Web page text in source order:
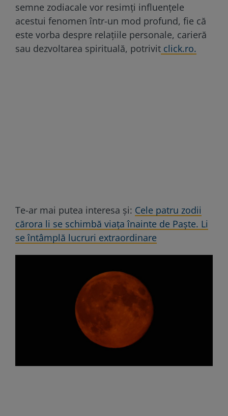
semne zodiacale vor resimți influențele
acestui fenomen într-un mod profund, fie că
este vorba despre relațiile personale, carieră
sau dezvoltarea spirituală, potrivit click.ro.
Te-ar mai putea interesa și: Cele patru zodii
cărora li se schimbă viața înainte de Paște. Li
se întâmplă lucruri extraordinare